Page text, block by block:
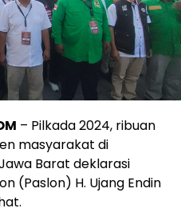
– Pilkada 2024, ribuan
masyarakat di
Barat deklarasi
(Paslon) H. Ujang Endin